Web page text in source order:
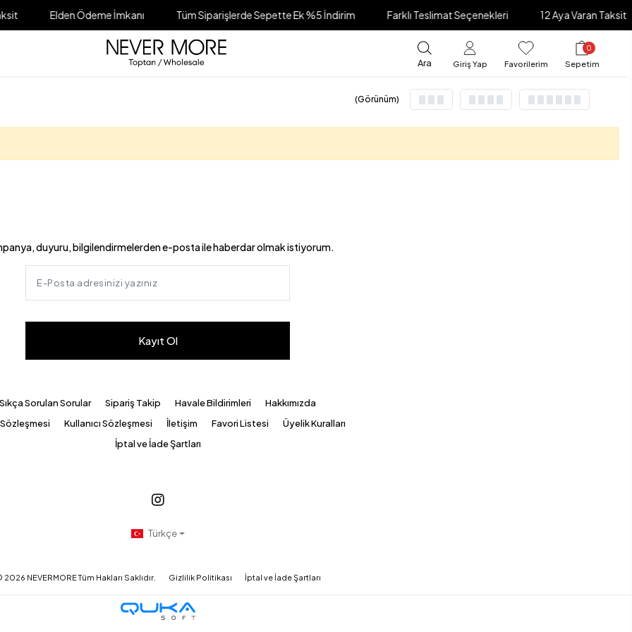
Elden Ödeme İmkanı Tüm Siparişlerde Sepette Ek %5 İndirim Farklı Teslimat Seçenekleri 12 Aya Varan Taksit
Ara
Giriş Yap Favorilerim
0
Sepetim
(Görünüm)
duyuru, bilgilendirmelerden e-posta ile haberdar olmak istiyorum.
Kayıt Ol
Sıkça Sorulan Sorular Sipariş Takip Havale Bildirimleri
Hakkımızda
Kullanıcı Sözleşmesi İletişim Favori Listesi
Üyelik Kuralları
İptal ve İade Şartları
Türkçe
2026 NEVERMORE Tüm Hakları Saklıdır. Gizlilik Politikası İptal ve İade Şartları